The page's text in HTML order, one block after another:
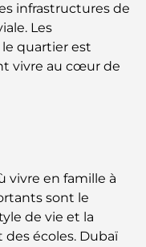
monde
à Dubaï : un
des moments
à Dubaï : Hôtels
infrastructures de
Les
quartier est
vivre au cœur de
vivre en famille à
sont le
de vie et la
écoles. Dubaï